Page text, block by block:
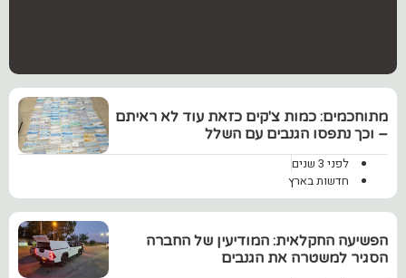
מתוחכמים: כמות צ'קים כזאת עוד לא ראיתם
– וכך נתפסו הגנבים עם השלל
לפני 3 שנים
חדשות בארץ
הפשיעה החקלאית: המודיעין של החברה
הסגיר למשטרה את הגנבים